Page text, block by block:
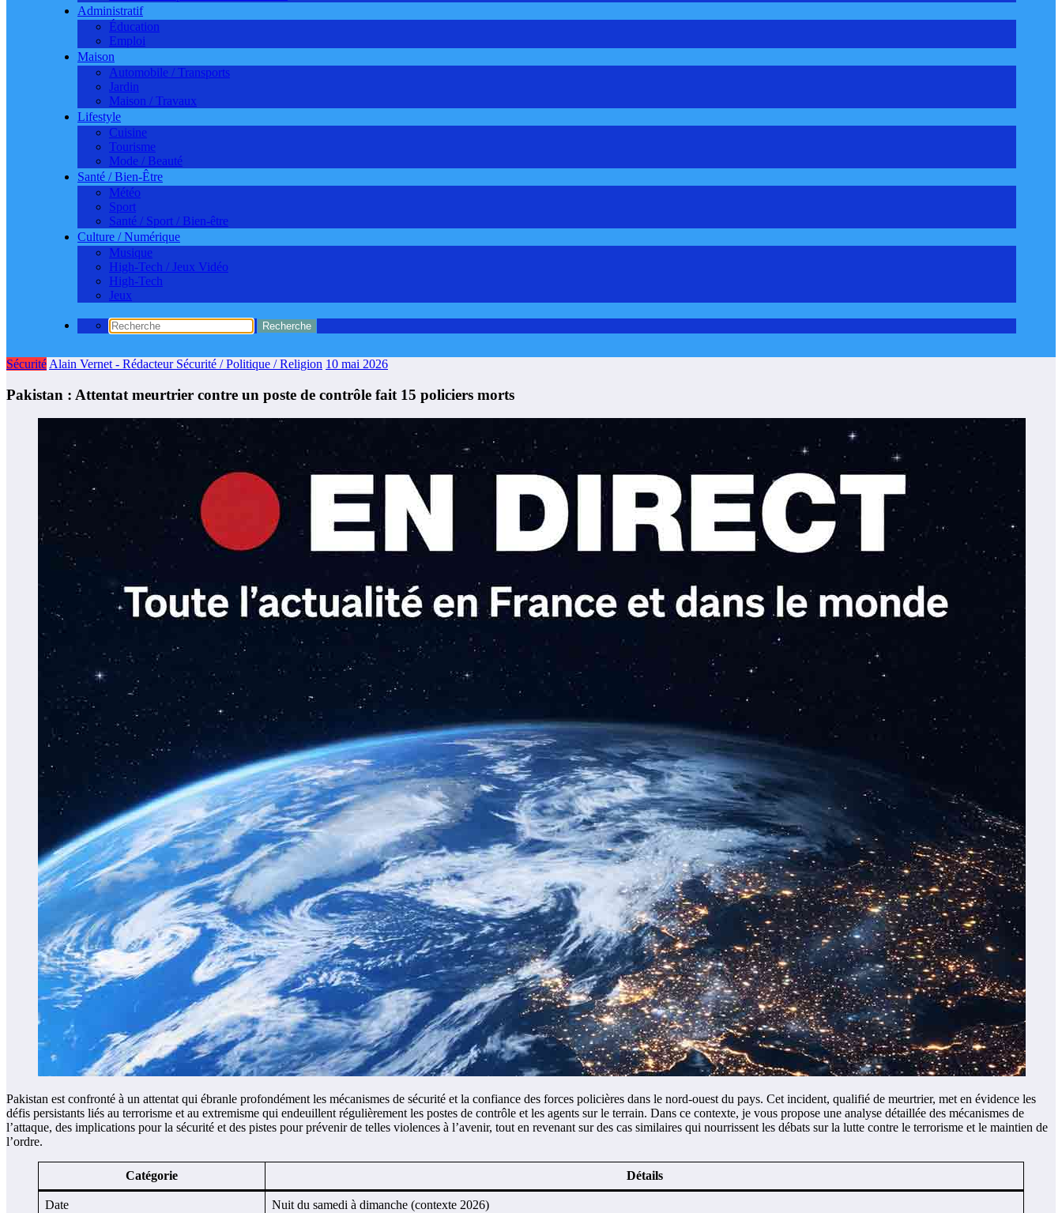
Administratif
Éducation
Emploi
Maison
Automobile / Transports
Jardin
Maison / Travaux
Lifestyle
Cuisine
Tourisme
Mode / Beauté
Santé / Bien-Être
Météo
Sport
Santé / Sport / Bien-être
Culture / Numérique
Musique
High-Tech / Jeux Vidéo
High-Tech
Jeux
Sécurité Alain Vernet - Rédacteur Sécurité / Politique / Religion 10 mai 2026
Pakistan : Attentat meurtrier contre un poste de contrôle fait 15 policiers morts
Pakistan est confronté à un attentat qui ébranle profondément les mécanismes de sécurité et la confiance des forces policières dans le nord-ouest du pays. Cet incident, qualifié de meurtrier, met en évidence les
défis persistants liés au terrorisme et au extremisme qui endeuillent régulièrement les postes de contrôle et les agents sur le terrain. Dans ce contexte, je vous propose une analyse détaillée des mécanismes de
l’attaque, des implications pour la sécurité et des pistes pour prévenir de telles violences à l’avenir, tout en revenant sur des cas similaires qui nourrissent les débats sur la lutte contre le terrorisme et le maintien de
l’ordre.
Catégorie Détails
Date Nuit du samedi à dimanche (contexte 2026)